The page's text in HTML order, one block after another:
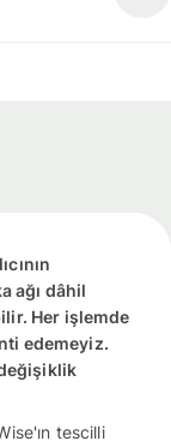
ağı dâhil
Her işlemde
edemeyiz.
tescilli